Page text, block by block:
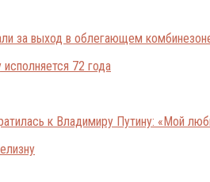
за выход в облегающем
к Владимиру Путину: «Мой